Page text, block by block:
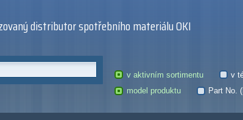
distributor spotřebního materiálu OKI
v aktivním sortimentu
v
model produktu
Part No.